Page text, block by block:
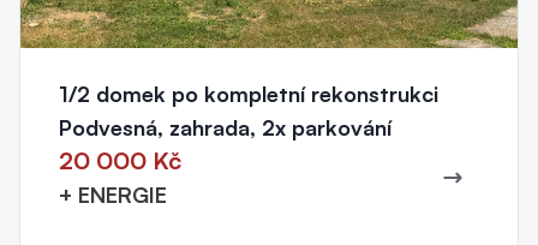
1/2 domek po kompletní rekonstrukci
Podvesná, zahrada, 2x parkování
20 000 Kč
+ ENERGIE